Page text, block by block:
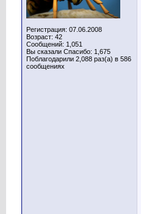
Регистрация: 07.06.2008
Возраст: 42
Сообщений: 1,051
Вы сказали Спасибо: 1,675
Поблагодарили 2,088 раз(а) в 586
сообщениях